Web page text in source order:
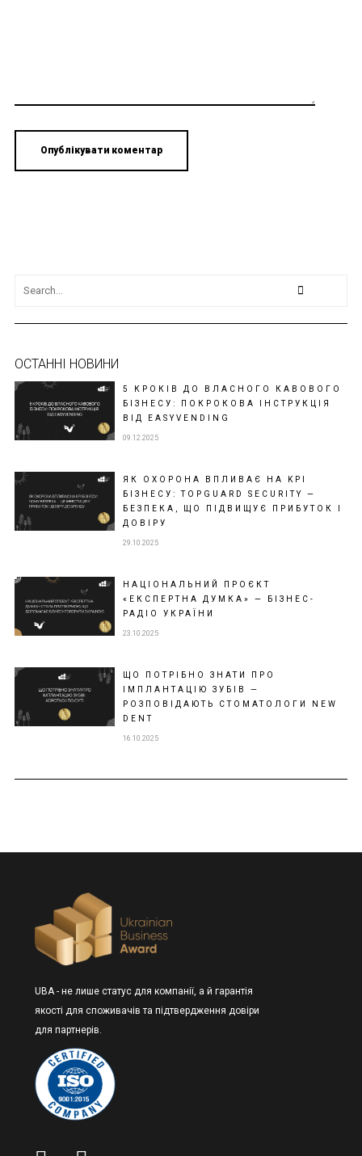
ОСТАННІ НОВИНИ
5 КРОКІВ ДО ВЛАСНОГО КАВОВОГО
БІЗНЕСУ: ПОКРОКОВА ІНСТРУКЦІЯ
ВІД EASYVENDING
09.12.2025
ЯК ОХОРОНА ВПЛИВАЄ НА KPI
БІЗНЕСУ: TOPGUARD SECURITY —
БЕЗПЕКА, ЩО ПІДВИЩУЄ ПРИБУТОК І
ДОВІРУ
29.10.2025
НАЦІОНАЛЬНИЙ ПРОЄКТ
«ЕКСПЕРТНА ДУМКА» — БІЗНЕС-
РАДІО УКРАЇНИ
23.10.2025
ЩО ПОТРІБНО ЗНАТИ ПРО
ІМПЛАНТАЦІЮ ЗУБІВ —
РОЗПОВІДАЮТЬ СТОМАТОЛОГИ NEW
DENT
16.10.2025
UBA - не лише статус для компанії, а й гарантія
якості для споживачів та підтвердження довіри
для партнерів.